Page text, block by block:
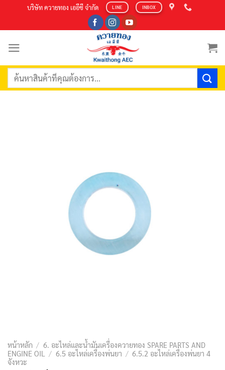
content
บริษัท ควายทอง เออีซี จำกัด LINE INBOX
ค้นหา:
หน้าหลัก / 6. อะไหล่และน้ำมันเครื่องควายทอง SPARE PARTS AND
ENGINE OIL
/ 6.5 อะไหล่เครื่องพ่นยา / 6.5.2 อะไหล่เครื่องพ่นยา 4
จังหวะ